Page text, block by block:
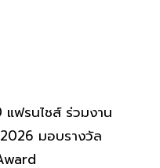
ฟรนไชส์ ร่วมงาน
มอบรางวัล